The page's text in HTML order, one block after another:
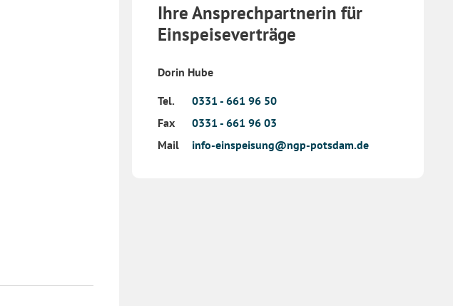
Ihre Ansprechpartnerin für
Einspeiseverträge
Dorin Hube
Tel.
0331 - 661 96 50
Fax
0331 - 661 96 03
Mail
info-einspeisung@ngp-potsdam.de